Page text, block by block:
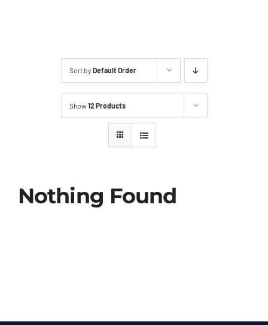
Sort by Default Order
Show12 Products
Nothing Found